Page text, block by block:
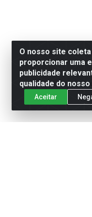
O nosso site
proporcionar uma
publicidade
qualidade do
Aceitar